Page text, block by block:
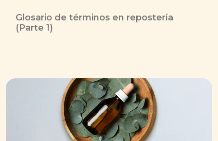
Glosario de términos en repostería
(Parte 1)